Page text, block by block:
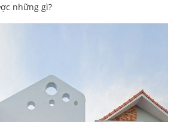
những gì?